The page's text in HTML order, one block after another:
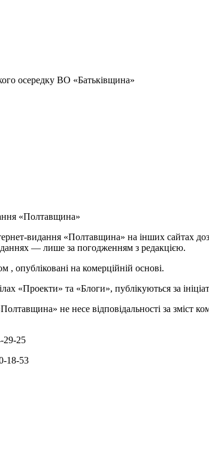
осередку ВО «Батьківщина»
«Полтавщина»
видання «Полтавщина» на інших сайтах
— лише за погодженням з редакцією.
, опубліковані на комерційній основі.
«Проекти» та «Блоги», публікуються за
не несе відповідальності за зміст
29-25
18-53